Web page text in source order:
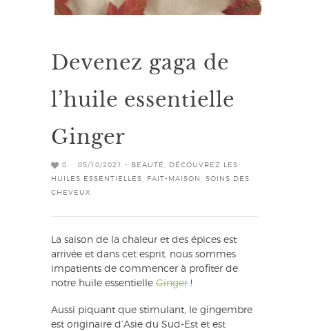
Devenez gaga de
l’huile essentielle
Ginger
0 05/10/2021 - BEAUTÉ
DÉCOUVREZ LES
HUILES ESSENTIELLES
FAIT-MAISON
SOINS DES
CHEVEUX
La saison de la chaleur et des épices est
arrivée et dans cet esprit, nous sommes
impatients de commencer à profiter de
notre huile essentielle Ginger !
Aussi piquant que stimulant, le gingembre
est originaire d’Asie du Sud-Est et est